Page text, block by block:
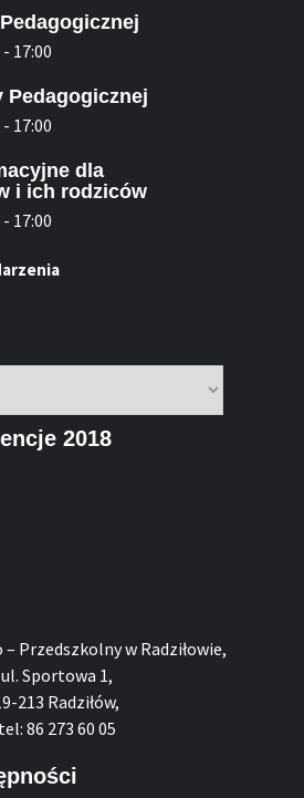
- 17:00
Pedagogicznej
- 17:00
dla
i ich rodziców
- 17:00
2018
– Przedszkolny w Radziłowie,
ul. Sportowa 1,
213 Radziłów,
tel: 86 273 60 05